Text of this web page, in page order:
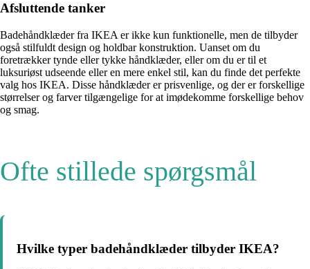
Afsluttende tanker
Badehåndklæder fra IKEA er ikke kun funktionelle, men de tilbyder
også stilfuldt design og holdbar konstruktion. Uanset om du
foretrækker tynde eller tykke håndklæder, eller om du er til et
luksuriøst udseende eller en mere enkel stil, kan du finde det perfekte
valg hos IKEA. Disse håndklæder er prisvenlige, og der er forskellige
størrelser og farver tilgængelige for at imødekomme forskellige behov
og smag.
Ofte stillede spørgsmål
Hvilke typer badehåndklæder tilbyder IKEA?